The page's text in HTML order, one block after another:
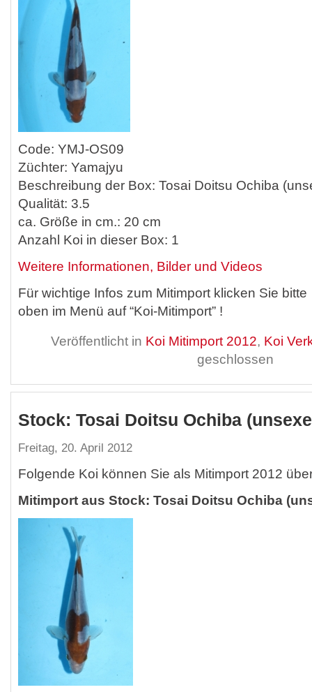
Code: YMJ-OS09
Züchter: Yamajyu
Beschreibung der Box: Tosai Doitsu Ochiba
Qualität: 3.5
ca. Größe in cm.: 20 cm
Anzahl Koi in dieser Box: 1
Weitere Informationen, Bilder und Videos
Für wichtige Infos zum Mitimport klicken Sie bitte
oben im Menü auf “Koi-Mitimport” !
Veröffentlicht in Koi Mitimport 2012, Koi
geschlossen
Stock: Tosai Doitsu Ochiba
Freitag, 20. April 2012
Folgende Koi können Sie als Mitimport 2012
Mitimport aus Stock: Tosai Doitsu Ochiba